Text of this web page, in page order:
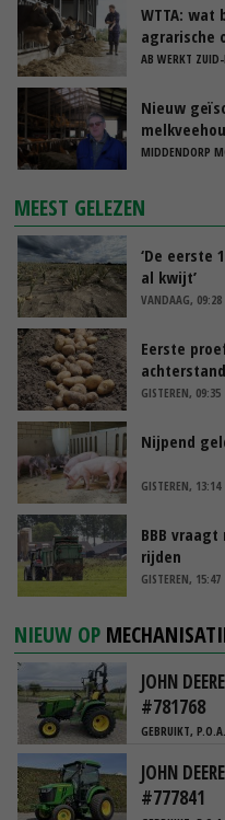
WTTA:
agrarische
AB WERKT ZUID-
Nieuw
MIDDENDORP
MEEST GELEZEN
‘De eerste
al kwijt’
VANDAAG, 09:28
Eerste
achterstand
GISTEREN, 09:35
Nijpend
GISTEREN, 13:14
BBB
rijden
GISTEREN, 15:47
NIEUW OP
JOHN
#781768
GEBRUIKT, P.O.A.
JOHN
#777841